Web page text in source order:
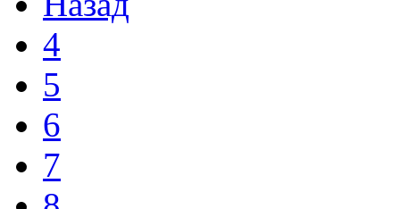
4
5
6
7